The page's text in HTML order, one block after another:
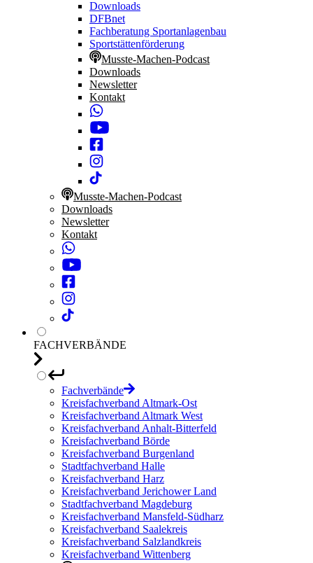
Downloads
DFBnet
Fachberatung Sportanlagenbau
Sportstättenförderung
Musste-Machen-Podcast
Downloads
Newsletter
Kontakt
Musste-Machen-Podcast
Downloads
Newsletter
Kontakt
FACHVERBÄNDE
Fachverbände
Kreisfachverband Altmark-Ost
Kreisfachverband Altmark West
Kreisfachverband Anhalt-Bitterfeld
Kreisfachverband Börde
Kreisfachverband Burgenland
Stadtfachverband Halle
Kreisfachverband Harz
Kreisfachverband Jerichower Land
Stadtfachverband Magdeburg
Kreisfachverband Mansfeld-Südharz
Kreisfachverband Saalekreis
Kreisfachverband Salzlandkreis
Kreisfachverband Wittenberg